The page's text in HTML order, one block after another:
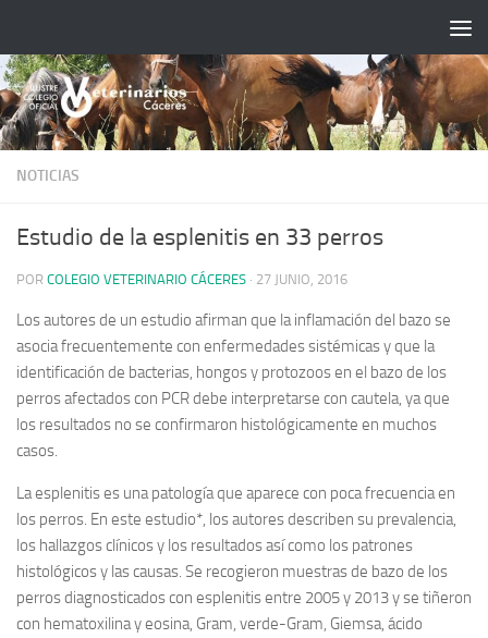
NOTICIAS
Estudio de la esplenitis en 33 perros
POR COLEGIO VETERINARIO CÁCERES · 27 JUNIO, 2016
Los autores de un estudio afirman que la inflamación del bazo se
asocia frecuentemente con enfermedades sistémicas y que la
identificación de bacterias, hongos y protozoos en el bazo de los
perros afectados con PCR debe interpretarse con cautela, ya que
los resultados no se confirmaron histológicamente en muchos
casos.
La esplenitis es una patología que aparece con poca frecuencia en
los perros. En este estudio*, los autores describen su prevalencia,
los hallazgos clínicos y los resultados así como los patrones
histológicos y las causas. Se recogieron muestras de bazo de los
perros diagnosticados con esplenitis entre 2005 y 2013 y se tiñeron
con hematoxilina y eosina, Gram, verde-Gram, Giemsa, ácido